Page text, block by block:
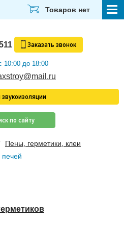
Товаров нет
Заказать звонок
10:00 до 18:00
по сайту
Пены, герметики, клеи
печей